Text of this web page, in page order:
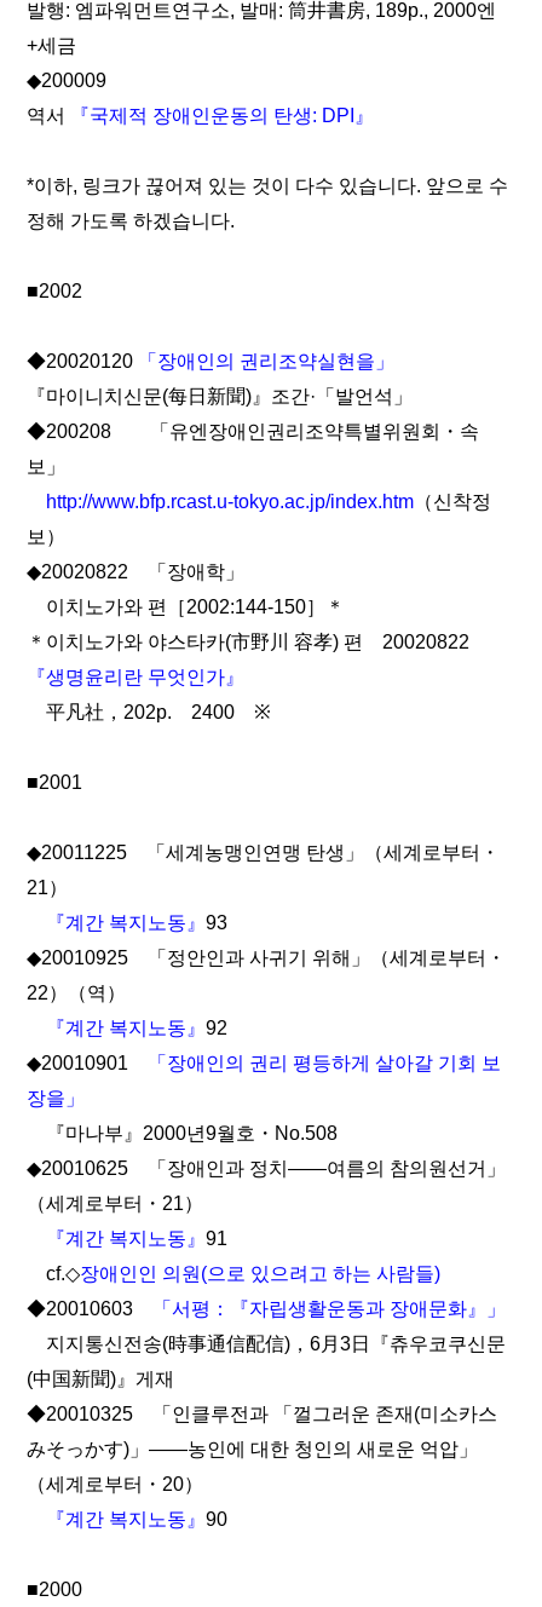
발행: 엠파워먼트연구소, 발매: 筒井書房, 189p., 2000엔
+세금
◆200009
역서
『국제적 장애인운동의 탄생: DPI』
*이하, 링크가 끊어져 있는 것이 다수 있습니다. 앞으로 수
정해 가도록 하겠습니다.
■2002
◆20020120
「장애인의 권리조약실현을」
『마이니치신문(每日新聞)』조간·「발언석」
◆200208 「유엔장애인권리조약특별위원회・속
보」
http://www.bfp.rcast.u-tokyo.ac.jp/index.htm （신착정
보）
◆20020822 「장애학」
이치노가와 편［2002:144-150］＊
＊이치노가와 야스타카(市野川 容孝) 편 20020822
『생명윤리란 무엇인가』
平凡社，202p. 2400 ※
■2001
◆20011225 「세계농맹인연맹 탄생」（세계로부터・
21）
『계간 복지노동』93
◆20010925 「정안인과 사귀기 위해」（세계로부터・
22）（역）
『계간 복지노동』92
◆20010901
「장애인의 권리 평등하게 살아갈 기회 보
장을」
『마나부』2000년9월호・No.508
◆20010625 「장애인과 정치――여름의 참의원선거」
（세계로부터・21）
『계간 복지노동』91
cf.◇장애인인 의원(으로 있으려고 하는 사람들)
◆20010603
「서평：『자립생활운동과 장애문화』」
지지통신전송(時事通信配信)，6月3日『츄우코쿠신문
(中国新聞)』게재
◆20010325 「인클루전과 「껄그러운 존재(미소카스
みそっかす)」――농인에 대한 청인의 새로운 억압」
（세계로부터・20）
『계간 복지노동』90
■2000